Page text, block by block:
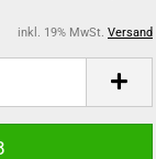
inkl. 19% MwSt. Versand